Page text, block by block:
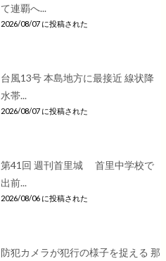
て連覇へ...
2026/08/07 に投稿された
台風13号 本島地方に最接近 線状降
水帯...
2026/08/07 に投稿された
第41回 週刊首里城 首里中学校で
出前...
2026/08/06 に投稿された
防犯カメラが犯行の様子を捉える 那